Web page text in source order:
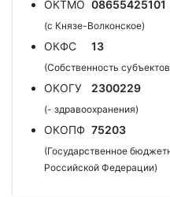
ОКТМО 08655425101
(с Князе-Волконское)
ОКФС 13
(Собственность
ОКОГУ 2300229
(- здравоохранения)
ОКОПФ 75203
(Государственное
Российской Федерации)